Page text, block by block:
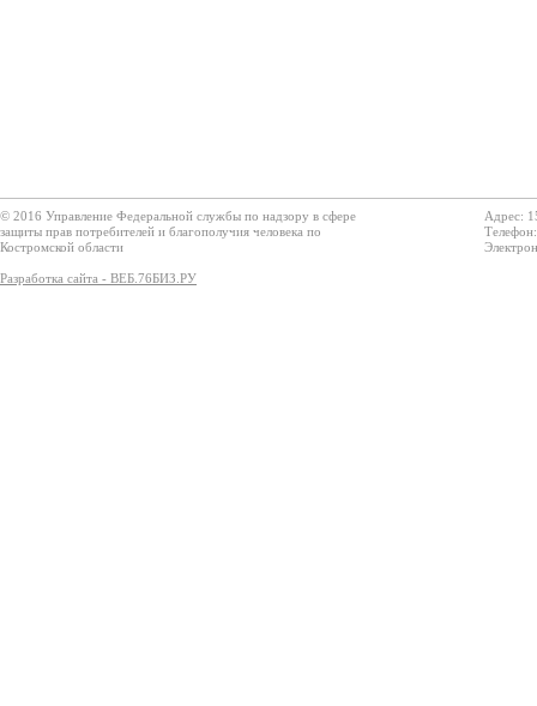
© 2016 Управление Федеральной службы по надзору в сфере
защиты прав потребителей и благополучия человека по
Костромской области
Разработка сайта - ВЕБ.76БИЗ.РУ
Адрес: